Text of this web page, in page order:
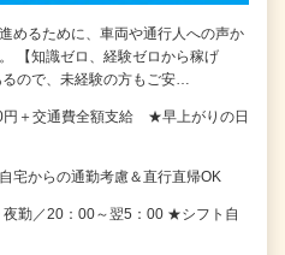
めるために、車両や通行人への声か
【知識ゼロ、経験ゼロから稼げ
ので、未経験の方もご安…
円＋交通費全額支給 ★早上がりの日
からの通勤考慮＆直行直帰OK
夜勤／20：00～翌5：00 ★シフト自